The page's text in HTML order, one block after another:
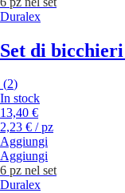
Duralex
Set di
(2)
In stock
13,40 €
2,23 € / pz
Aggiungi
Aggiungi
6 pz nel set
Duralex